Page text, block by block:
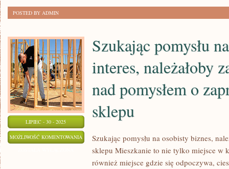
POSTED BY ADMIN
LIPIEC - 30 - 2025
MOŻLIWOŚĆ KOMENTOWANIA SZUKAJĄC
POMYSŁU
Szukając pomysłu
interes, należałoby
nad pomysłem o
sklepu
Szukając pomysłu na osobisty biznes,
sklepu Mieszkanie to nie tylko miejsce w
również miejsce gdzie się odpoczywa,